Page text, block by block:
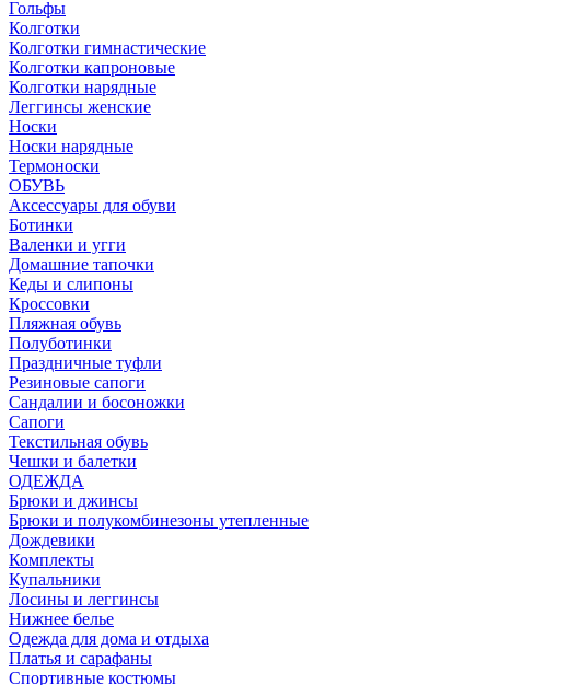
Гольфы
Колготки
Колготки гимнастические
Колготки капроновые
Колготки нарядные
Леггинсы женские
Носки
Носки нарядные
Термоноски
ОБУВЬ
Аксессуары для обуви
Ботинки
Валенки и угги
Домашние тапочки
Кеды и слипоны
Кроссовки
Пляжная обувь
Полуботинки
Праздничные туфли
Резиновые сапоги
Сандалии и босоножки
Сапоги
Текстильная обувь
Чешки и балетки
ОДЕЖДА
Брюки и джинсы
Брюки и полукомбинезоны утепленные
Дождевики
Комплекты
Купальники
Лосины и леггинсы
Нижнее белье
Одежда для дома и отдыха
Платья и сарафаны
Спортивные костюмы